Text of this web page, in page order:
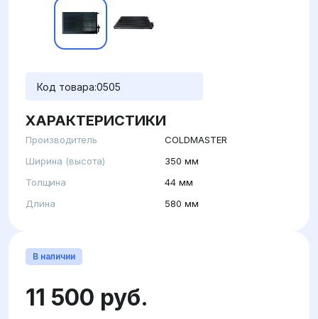
Код товара:0505
ХАРАКТЕРИСТИКИ
Производитель
COLDMASTER
Ширина (высота)
350 мм
Толщина
44 мм
Длина
580 мм
В наличии
11 500 руб.